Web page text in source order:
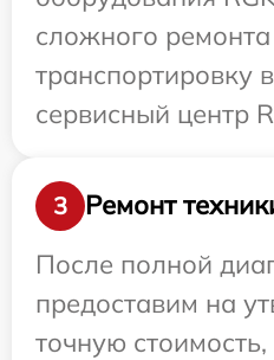
сложного
транспортировку
сервисный центр
3
Ремонт
После полной
предоставим на
точную